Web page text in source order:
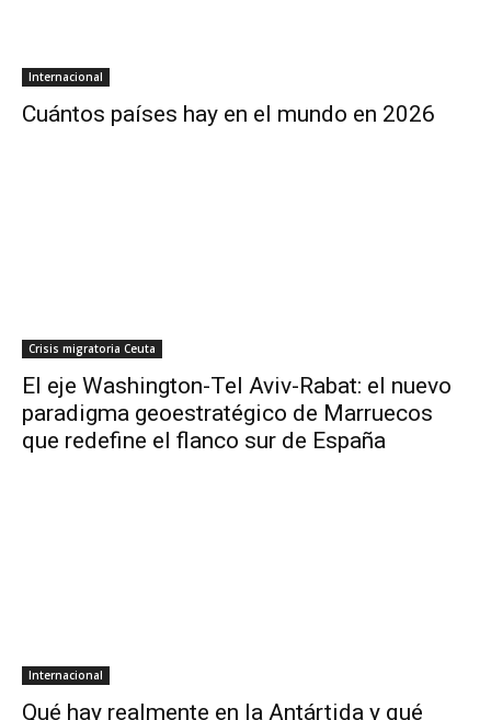
Internacional
Cuántos países hay en el mundo en 2026
Crisis migratoria Ceuta
El eje Washington-Tel Aviv-Rabat: el nuevo
paradigma geoestratégico de Marruecos
que redefine el flanco sur de España
Internacional
Qué hay realmente en la Antártida y qué